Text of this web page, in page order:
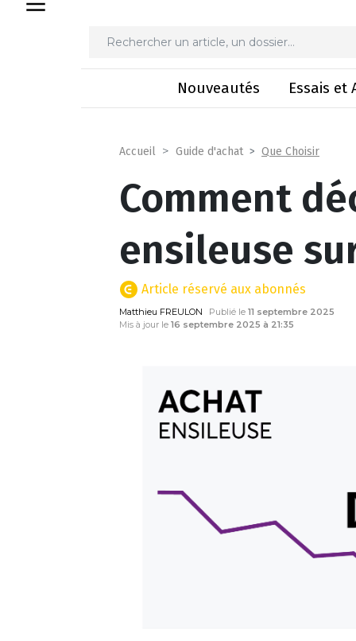
Nouveautés Essais et
Accueil Guide d'achat Que Choisir
Comment
ensileuse
Article réservé aux abonnés
Matthieu FREULON Publié le 11 septembre 2025
Mis à jour le 16 septembre 2025 à 21:35